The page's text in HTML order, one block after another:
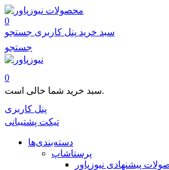
محصولات
0
سبد خرید پنل کاربری جستجو
جستجو
0
سبد خرید شما خالی است.
پنل کاربری
تیکت پشتیبانی
دسته‌بندی‌ها
پرستاشاپ
پیشنهادی نیوزپاور